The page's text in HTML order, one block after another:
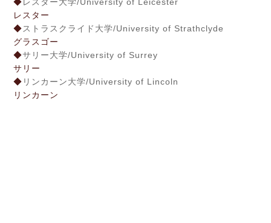
◆レスター大学/University of Leicester
レスター
◆ストラスクライド大学/University of Strathclyde
グラスゴー
◆サリー大学/University of Surrey
サリー
◆ リンカーン大学/University of Lincoln
リンカーン